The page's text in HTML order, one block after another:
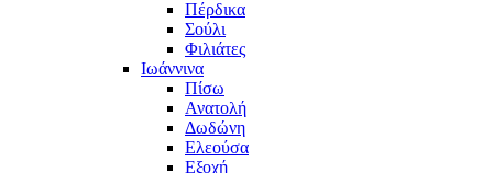
Πέρδικα
Σούλι
Φιλιάτες
Ιωάννινα
Πίσω
Ανατολή
Δωδώνη
Ελεούσα
Εξοχή